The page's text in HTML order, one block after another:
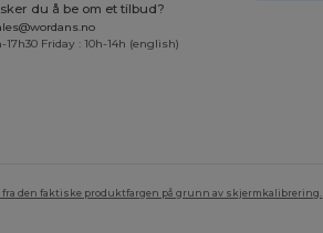
du å be om et tilbud?
17h30 Friday : 10h-14h (english)
den faktiske produktfargen på grunn av skjermkalibrering.